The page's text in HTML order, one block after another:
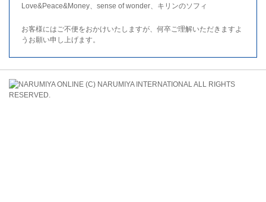
Love&Peace&Money、sense of wonder、キリンのソフィ
お客様にはご不便をおかけいたしますが、何卒ご理解いただきますよ
うお願い申し上げます。